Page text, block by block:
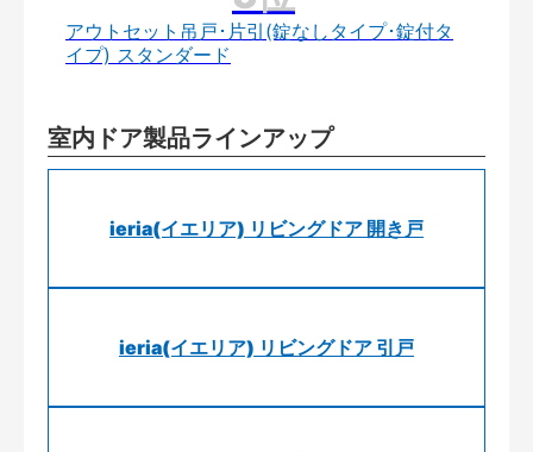
アウトセット吊戸･片引(錠なしタイプ･錠付タ
イプ) スタンダード
室内ドア製品ラインアップ
ieria(イエリア) リビングドア 開き戸
ieria(イエリア) リビングドア 引戸